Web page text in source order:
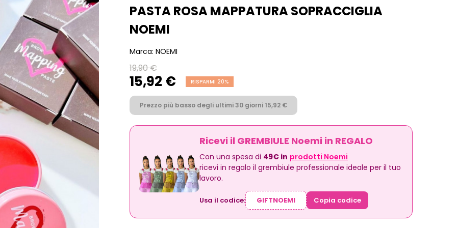
PASTA ROSA MAPPATURA SOPRACCIGLIA
NOEMI
Marca: NOEMI
19,90 €
15,92 € RISPARMI 20%
Prezzo più basso degli ultimi 30 giorni 15,92 €
Ricevi il GREMBIULE Noemi in REGALO
Con una spesa di 49€ in prodotti Noemi
ricevi in regalo il grembiule professionale ideale per il tuo
lavoro.
Usa il codice: Copia codice